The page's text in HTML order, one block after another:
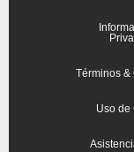
Términos
Uso de